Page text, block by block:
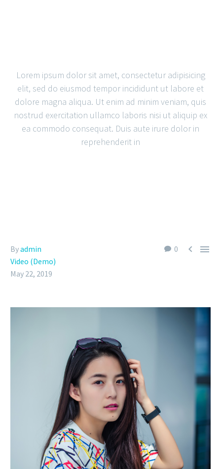
Lorem ipsum dolor sit amet, consectetur adipisicing
elit, sed do eiusmod tempor incididunt ut labore et
dolore magna aliqua. Ut enim ad minim veniam, quis
nostrud exercitation ullamco laboris nisi ut aliquip ex
ea commodo consequat. Duis aute irure dolor in
reprehenderit in
0  
Byadmin
Video (Demo)
May 22, 2019